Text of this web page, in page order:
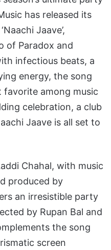
has released its
Jaave’,
of Paradox and
infectious beats, a
energy, the song
favorite among music
celebration, a club
Jaave is all set to
Chahal, with music
produced by
an irresistible party
by Rupan Bal and
the song
screen